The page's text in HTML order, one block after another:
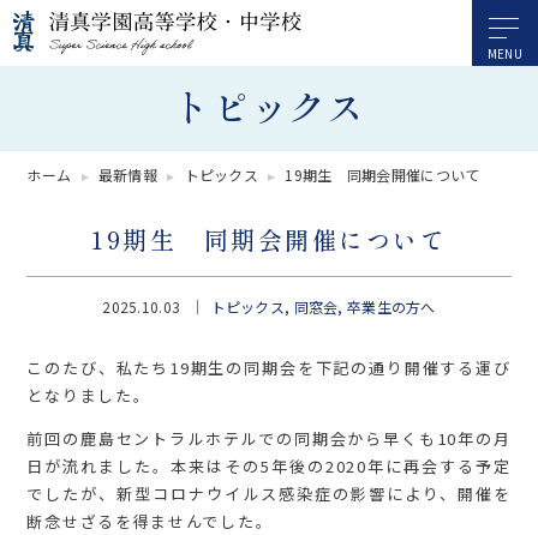
トピックス
ホーム 最新情報 トピックス 19期生 同期会開催について
19期生 同期会開催について
2025.10.03 トピックス 同窓会 卒業生の方へ
このたび、私たち19期生の同期会を下記の通り開催する運び
となりました。
前回の鹿島セントラルホテルでの同期会から早くも10年の月
日が流れました。本来はその5年後の2020年に再会する予定
でしたが、新型コロナウイルス感染症の影響により、開催を
断念せざるを得ませんでした。